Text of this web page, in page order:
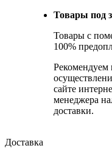
Товары под
Товары с
100%
Рекомендуем
сайте
менеджера
доставки.
Доставка